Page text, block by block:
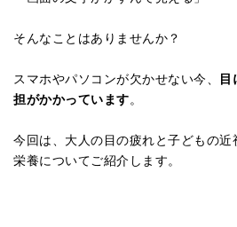
そんなことはありませんか？
スマホやパソコンが欠かせない今、
目
担がかかっています。
今回は、大人の目の疲れと子どもの
栄養についてご紹介します。